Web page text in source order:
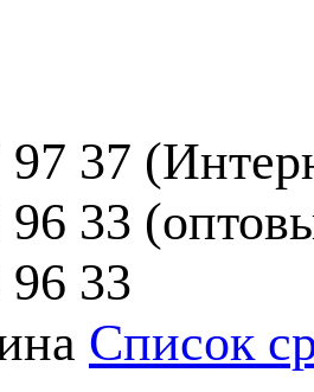
97 37
96 33
96 33
Список